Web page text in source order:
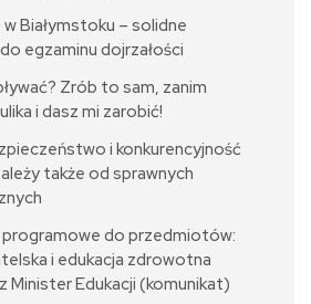
Białymstoku – solidne
egzaminu dojrzałości
Zrób to sam, zanim
i dasz mi zarobić!
i konkurencyjność
także od sprawnych
programowe do przedmiotów:
i edukacja zdrowotna
Minister Edukacji (komunikat)